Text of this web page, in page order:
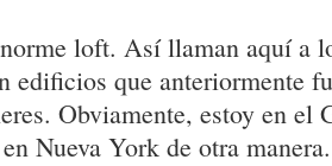
loft. Así llaman aquí a
edificios que anteriormente
Obviamente, estoy en el
Nueva York de otra manera.